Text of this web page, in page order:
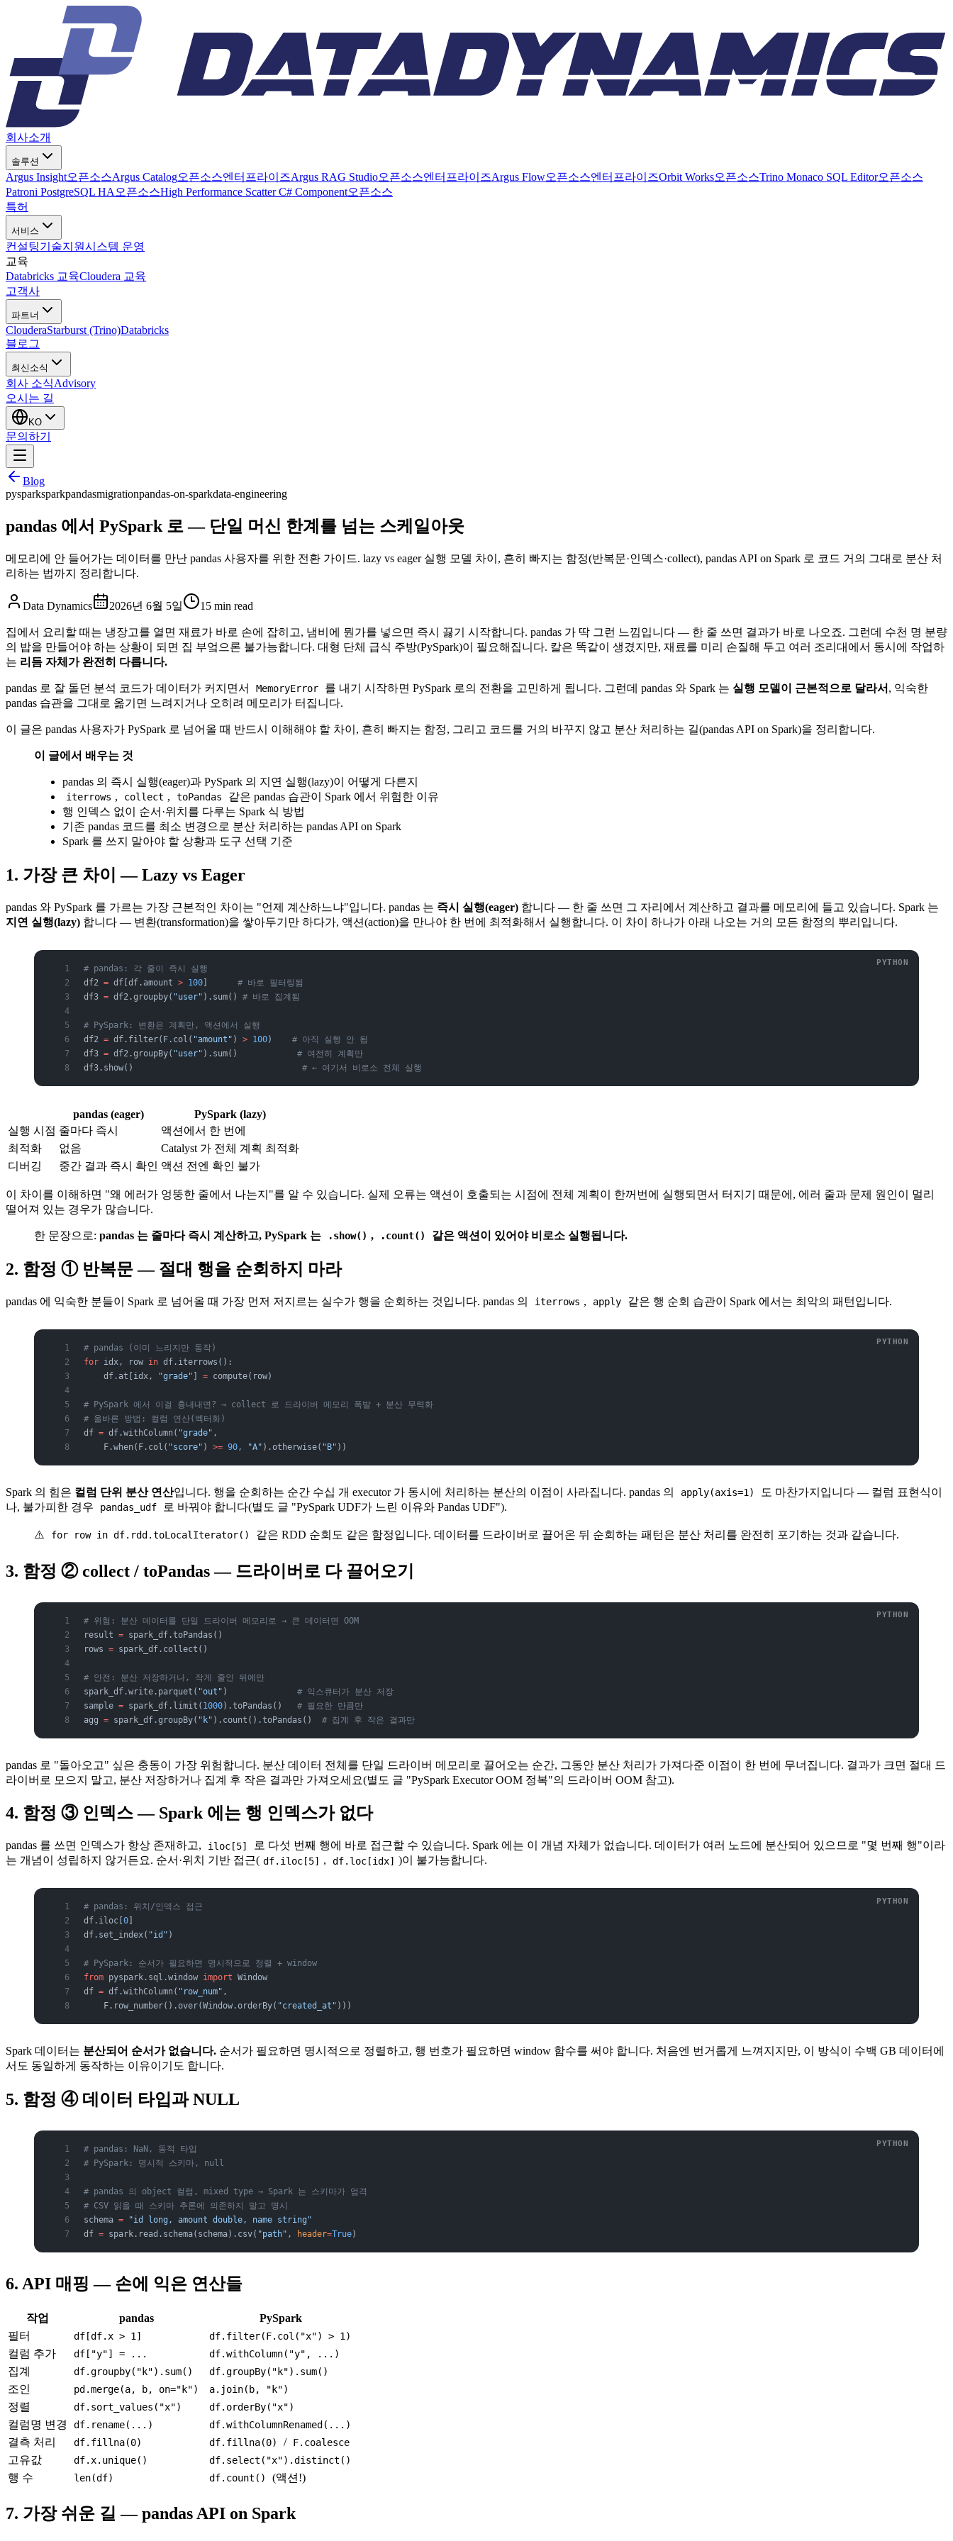
회사소개
솔루션
Argus Insight오픈소스Argus Catalog오픈소스엔터프라이즈Argus RAG Studio오픈소스엔터프라이즈Argus Flow오픈소스엔터프라이즈Orbit Works오픈소스Trino Monaco SQL Editor오픈소스
Patroni PostgreSQL HA 오픈소스High Performance Scatter C# Component오픈소스
특허
서비스
컨설팅기술지원시스템 운영
교육
Databricks 교육Cloudera 교육
고객사
파트너
ClouderaStarburst (Trino)Databricks
블로그
최신소식
회사 소식Advisory
오시는 길
KO
문의하기
Blog
pysparksparkpandasmigrationpandas-on-sparkdata-engineering
pandas 에서 PySpark 로 — 단일 머신 한계를 넘는 스케일아웃
메모리에 안 들어가는 데이터를 만난 pandas 사용자를 위한 전환 가이드. lazy vs eager 실행 모델 차이, 흔히 빠지는 함정(반복문·인덱스·collect), pandas API on Spark 로 코드 거의 그대로 분산 처
리하는 법까지 정리합니다.
Data Dynamics 2026년 6월 5일 15 min read
집에서 요리할 때는 냉장고를 열면 재료가 바로 손에 잡히고, 냄비에 뭔가를 넣으면 즉시 끓기 시작합니다. pandas 가 딱 그런 느낌입니다 — 한 줄 쓰면 결과가 바로 나오죠. 그런데 수천 명 분량
의 밥을 만들어야 하는 상황이 되면 집 부엌으론 불가능합니다. 대형 단체 급식 주방(PySpark)이 필요해집니다. 칼은 똑같이 생겼지만, 재료를 미리 손질해 두고 여러 조리대에서 동시에 작업하
는 리듬 자체가 완전히 다릅니다.
pandas 로 잘 돌던 분석 코드가 데이터가 커지면서 MemoryError 를 내기 시작하면 PySpark 로의 전환을 고민하게 됩니다. 그런데 pandas 와 Spark 는 실행 모델이 근본적으로 달라서 , 익숙한
pandas 습관을 그대로 옮기면 느려지거나 오히려 메모리가 터집니다.
이 글은 pandas 사용자가 PySpark 로 넘어올 때 반드시 이해해야 할 차이, 흔히 빠지는 함정, 그리고 코드를 거의 바꾸지 않고 분산 처리하는 길(pandas API on Spark)을 정리합니다.
이 글에서 배우는 것
pandas 의 즉시 실행(eager)과 PySpark 의 지연 실행(lazy)이 어떻게 다른지
iterrows , collect , toPandas
같은 pandas 습관이 Spark 에서 위험한 이유
행 인덱스 없이 순서·위치를 다루는 Spark 식 방법
기존 pandas 코드를 최소 변경으로 분산 처리하는 pandas API on Spark
Spark 를 쓰지 말아야 할 상황과 도구 선택 기준
1. 가장 큰 차이 — Lazy vs Eager
pandas 와 PySpark 를 가르는 가장 근본적인 차이는 "언제 계산하느냐"입니다. pandas 는 즉시 실행(eager) 합니다 — 한 줄 쓰면 그 자리에서 계산하고 결과를 메모리에 들고 있습니다. Spark 는
지연 실행(lazy) 합니다 — 변환(transformation)을 쌓아두기만 하다가, 액션(action)을 만나야 한 번에 최적화해서 실행합니다. 이 차이 하나가 아래 나오는 거의 모든 함정의 뿌리입니다.
# pandas: 각 줄이 즉시 실행
df2 = df[df.amount > 100] # 바로 필터링됨
df3 = df2.groupby( "user" ).sum() # 바로 집계됨
# PySpark: 변환은 계획만, 액션에서 실행
df2 = df.filter(F.col( "amount" ) > 100) # 아직 실행 안 됨
df3 = df2.groupBy( "user" ).sum() # 여전히 계획만
df3.show() # ← 여기서 비로소 전체 실행
pandas (eager)
PySpark (lazy)
실행 시점 줄마다 즉시
액션에서 한 번에
최적화
없음
Catalyst 가 전체 계획 최적화
디버깅
중간 결과 즉시 확인 액션 전엔 확인 불가
이 차이를 이해하면 "왜 에러가 엉뚱한 줄에서 나는지"를 알 수 있습니다. 실제 오류는 액션이 호출되는 시점에 전체 계획이 한꺼번에 실행되면서 터지기 때문에, 에러 줄과 문제 원인이 멀리
떨어져 있는 경우가 많습니다.
한 문장으로: pandas 는 줄마다 즉시 계산하고, PySpark 는 .show() , .count() 같은 액션이 있어야 비로소 실행됩니다.
2. 함정 ① 반복문 — 절대 행을 순회하지 마라
pandas 에 익숙한 분들이 Spark 로 넘어올 때 가장 먼저 저지르는 실수가 행을 순회하는 것입니다. pandas 의 iterrows , apply 같은 행 순회 습관이 Spark 에서는 최악의 패턴입니다.
# pandas (이미 느리지만 동작)
for idx, row in df.iterrows():
    df.at[idx,
"grade" ] = compute(row)
# PySpark 에서 이걸 흉내내면? → collect 로 드라이버 메모리 폭발 + 분산 무력화
# 올바른 방법: 컬럼 연산(벡터화)
df = df.withColumn( "grade" ,
    F.when(F.col(
"score" ) >= 90 , "A" ).otherwise( "B" ))
Spark 의 힘은 컬럼 단위 분산 연산입니다. 행을 순회하는 순간 수십 개 executor 가 동시에 처리하는 분산의 이점이 사라집니다. pandas 의 apply(axis=1)
도 마찬가지입니다 — 컬럼 표현식이
나, 불가피한 경우
pandas_udf 로 바꿔야 합니다(별도 글 "PySpark UDF가 느린 이유와 Pandas UDF").
⚠️ for row in df.rdd.toLocalIterator() 같은 RDD 순회도 같은 함정입니다. 데이터를 드라이버로 끌어온 뒤 순회하는 패턴은 분산 처리를 완전히 포기하는 것과 같습니다.
3. 함정 ② collect / toPandas — 드라이버로 다 끌어오기
# 위험: 분산 데이터를 단일 드라이버 메모리로 → 큰 데이터면 OOM
result = spark_df.toPandas()
rows = spark_df.collect()
# 안전: 분산 저장하거나, 작게 줄인 뒤에만
spark_df.write.parquet( "out" ) # 익스큐터가 분산 저장
sample = spark_df.limit( 1000).toPandas() # 필요한 만큼만
agg = spark_df.groupBy( "k" ).count().toPandas() # 집계 후 작은 결과만
pandas 로 "돌아오고" 싶은 충동이 가장 위험합니다. 분산 데이터 전체를 단일 드라이버 메모리로 끌어오는 순간, 그동안 분산 처리가 가져다준 이점이 한 번에 무너집니다. 결과가 크면 절대 드
라이버로 모으지 말고, 분산 저장하거나 집계 후 작은 결과만 가져오세요(별도 글 "PySpark Executor OOM 정복"의 드라이버 OOM 참고).
4. 함정 ③ 인덱스 — Spark 에는 행 인덱스가 없다
pandas 를 쓰면 인덱스가 항상 존재하고, iloc[5]
로 다섯 번째 행에 바로 접근할 수 있습니다. Spark 에는 이 개념 자체가 없습니다. 데이터가 여러 노드에 분산되어 있으므로 "몇 번째 행"이라
는 개념이 성립하지 않거든요. 순서·위치 기반 접근( df.iloc[5] , df.loc[idx] )이 불가능합니다.
# pandas: 위치/인덱스 접근
df.iloc[ 0
df.set_index( "id" )
# PySpark: 순서가 필요하면 명시적으로 정렬 + window
from pyspark.sql.window import Window
df = df.withColumn( "row_num" ,
    F.row_number().over(Window.orderBy(
"created_at" )))
Spark 데이터는 분산되어 순서가 없습니다. 순서가 필요하면 명시적으로 정렬하고, 행 번호가 필요하면 window 함수를 써야 합니다. 처음엔 번거롭게 느껴지지만, 이 방식이 수백 GB 데이터에
서도 동일하게 동작하는 이유이기도 합니다.
5. 함정 ④ 데이터 타입과 NULL
# pandas: NaN, 동적 타입
# PySpark: 명시적 스키마, null
# pandas 의 object 컬럼, mixed type → Spark 는 스키마가 엄격
# CSV 읽을 때 스키마 추론에 의존하지 말고 명시
schema = "id long, amount double, name string"
df = spark.read.schema(schema).csv( "path" , header=True)
6. API 매핑 — 손에 익은 연산들
작업 pandas
PySpark
필터
df[df.x > 1] df.filter(F.col("x") > 1)
컬럼 추가 df["y"] = ... df.withColumn("y", ...)
집계 df.groupby("k").sum() df.groupBy("k").sum()
조인 pd.merge(a, b, on="k") a.join(b, "k")
정렬 df.sort_values("x") df.orderBy("x")
컬럼명 변경 df.rename(...) df.withColumnRenamed(...)
결측 처리 df.fillna(0) df.fillna(0) / F.coalesce
고유값 df.x.unique() df.select("x").distinct()
행 수 len(df) df.count() (액션!)
7. 가장 쉬운 길 — pandas API on Spark